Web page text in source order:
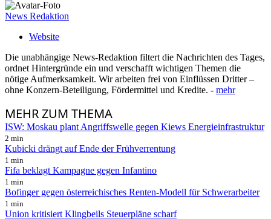
News Redaktion
Website
Die unabhängige News-Redaktion filtert die Nachrichten des Tages,
ordnet Hintergründe ein und verschafft wichtigen Themen die
nötige Aufmerksamkeit. Wir arbeiten frei von Einflüssen Dritter –
ohne Konzern-Beteiligung, Fördermittel und Kredite. - mehr
MEHRZUM THEMA
ISW: Moskau plant Angriffswelle gegen Kiews Energieinfrastruktur
2 min
Kubicki drängt auf Ende der Frühverrentung
1 min
Fifa beklagt Kampagne gegen Infantino
1 min
Bofinger gegen österreichisches Renten-Modell für Schwerarbeiter
1 min
Union kritisiert Klingbeils Steuerpläne scharf